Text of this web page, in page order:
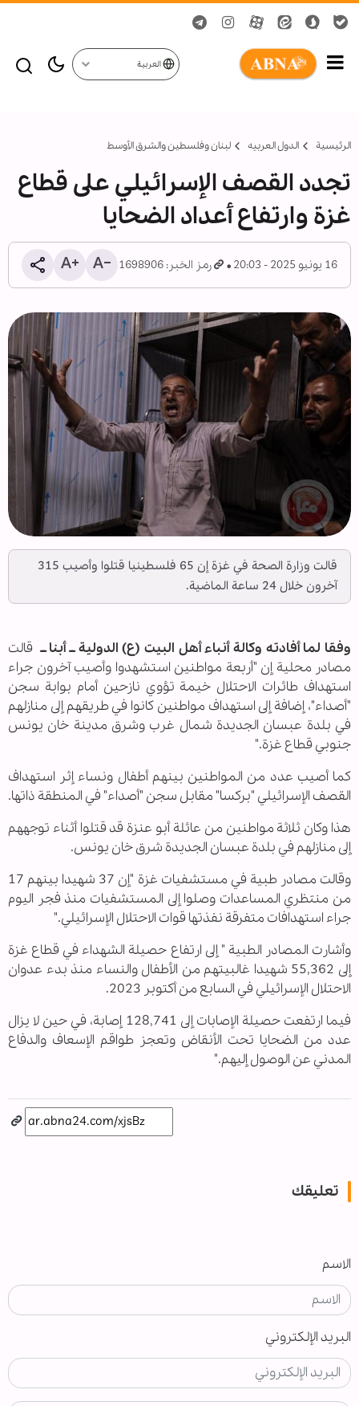
العربية
الرئيسية الدول العربیه لبنان وفلسطين والشرق الأوسط
تجدد القصف الإسرائيلي على قطاع
غزة وارتفاع أعداد الضحايا
16 يونيو 2025 - 20:03 رمز الخبر: 1698906
قالت وزارة الصحة في غزة إن 65 فلسطينيا قتلوا وأصيب 315
آخرون خلال 24 ساعة الماضية.
وفقا لما أفادته وكالة أنباء أهل البيت (ع) الدولية ــ أبنا ــ قالت
مصادر محلية إن "أربعة مواطنين استشهدوا وأصيب آخرون جراء
استهداف طائرات الاحتلال خيمة تؤوي نازحين أمام بوابة سجن
"أصداء"، إضافة إلى استهداف مواطنين كانوا في طريقهم إلى منازلهم
في بلدة عبسان الجديدة شمال غرب وشرق مدينة خان يونس
جنوبي قطاع غزة".
كما أصيب عدد من المواطنين بينهم أطفال ونساء إثر استهداف
القصف الإسرائيلي "بركسا" مقابل سجن "أصداء" في المنطقة ذاتها.
هذا وكان ثلاثة مواطنين من عائلة أبو عنزة قد قتلوا أثناء توجههم
إلى منازلهم في بلدة عبسان الجديدة شرق خان يونس.
وقالت مصادر طبية في مستشفيات غزة "إن 37 شهيدا بينهم 17
من منتظري المساعدات وصلوا إلى المستشفيات منذ فجر اليوم
جراء استهدافات متفرقة نفذتها قوات الاحتلال الإسرائيلي".
وأشارت المصادر الطبية " إلى ارتفاع حصيلة الشهداء في قطاع غزة
إلى 55,362 شهيدا غالبيتهم من الأطفال والنساء منذ بدء عدوان
الاحتلال الإسرائيلي في السابع من أكتوبر 2023
.
فيما ارتفعت حصيلة الإصابات إلى 128,741 إصابة، في حين لا يزال
عدد من الضحايا تحت الأنقاض وتعجز طواقم الإسعاف والدفاع
المدني عن الوصول إليهم".
تعليقك
الاسم
البريد الإلكتروني